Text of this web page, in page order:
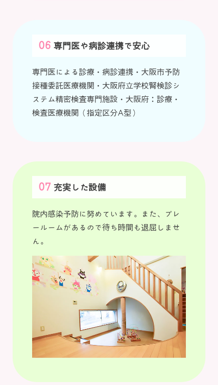
専門医や病診連携で安心
専門医による診療・病診連携・大阪市予防
接種委託医療機関・大阪府立学校腎検診シ
ステム精密検査専門施設・大阪府：診療・
検査医療機関（指定区分A型）
充実した設備
院内感染予防に努めています。また、プレ
ールームがあるので待ち時間も退屈しませ
ん。